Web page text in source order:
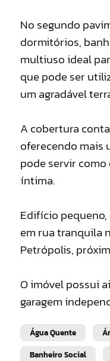
No segundo
dormitórios,
multiuso ideal
que pode ser
um agradável
A cobertura
oferecendo mais
pode servir
íntima.
Edifício
em rua tranquila
Petrópolis,
O imóvel possui
garagem
Água Quente
Banheiro Social